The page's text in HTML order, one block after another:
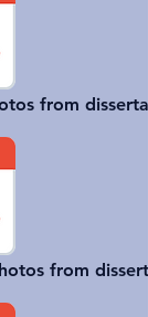
from
from